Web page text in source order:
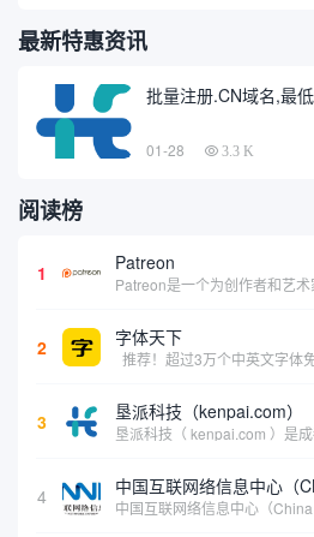
最新特惠资讯
批量注册.CN域名,最
01-28 3.3 K
阅读榜
1 Patreon
2 字体天下
推荐！超过3万个中英文字体
3 垦派科技（kenpai.com）
4 中国互联网络信息中心（